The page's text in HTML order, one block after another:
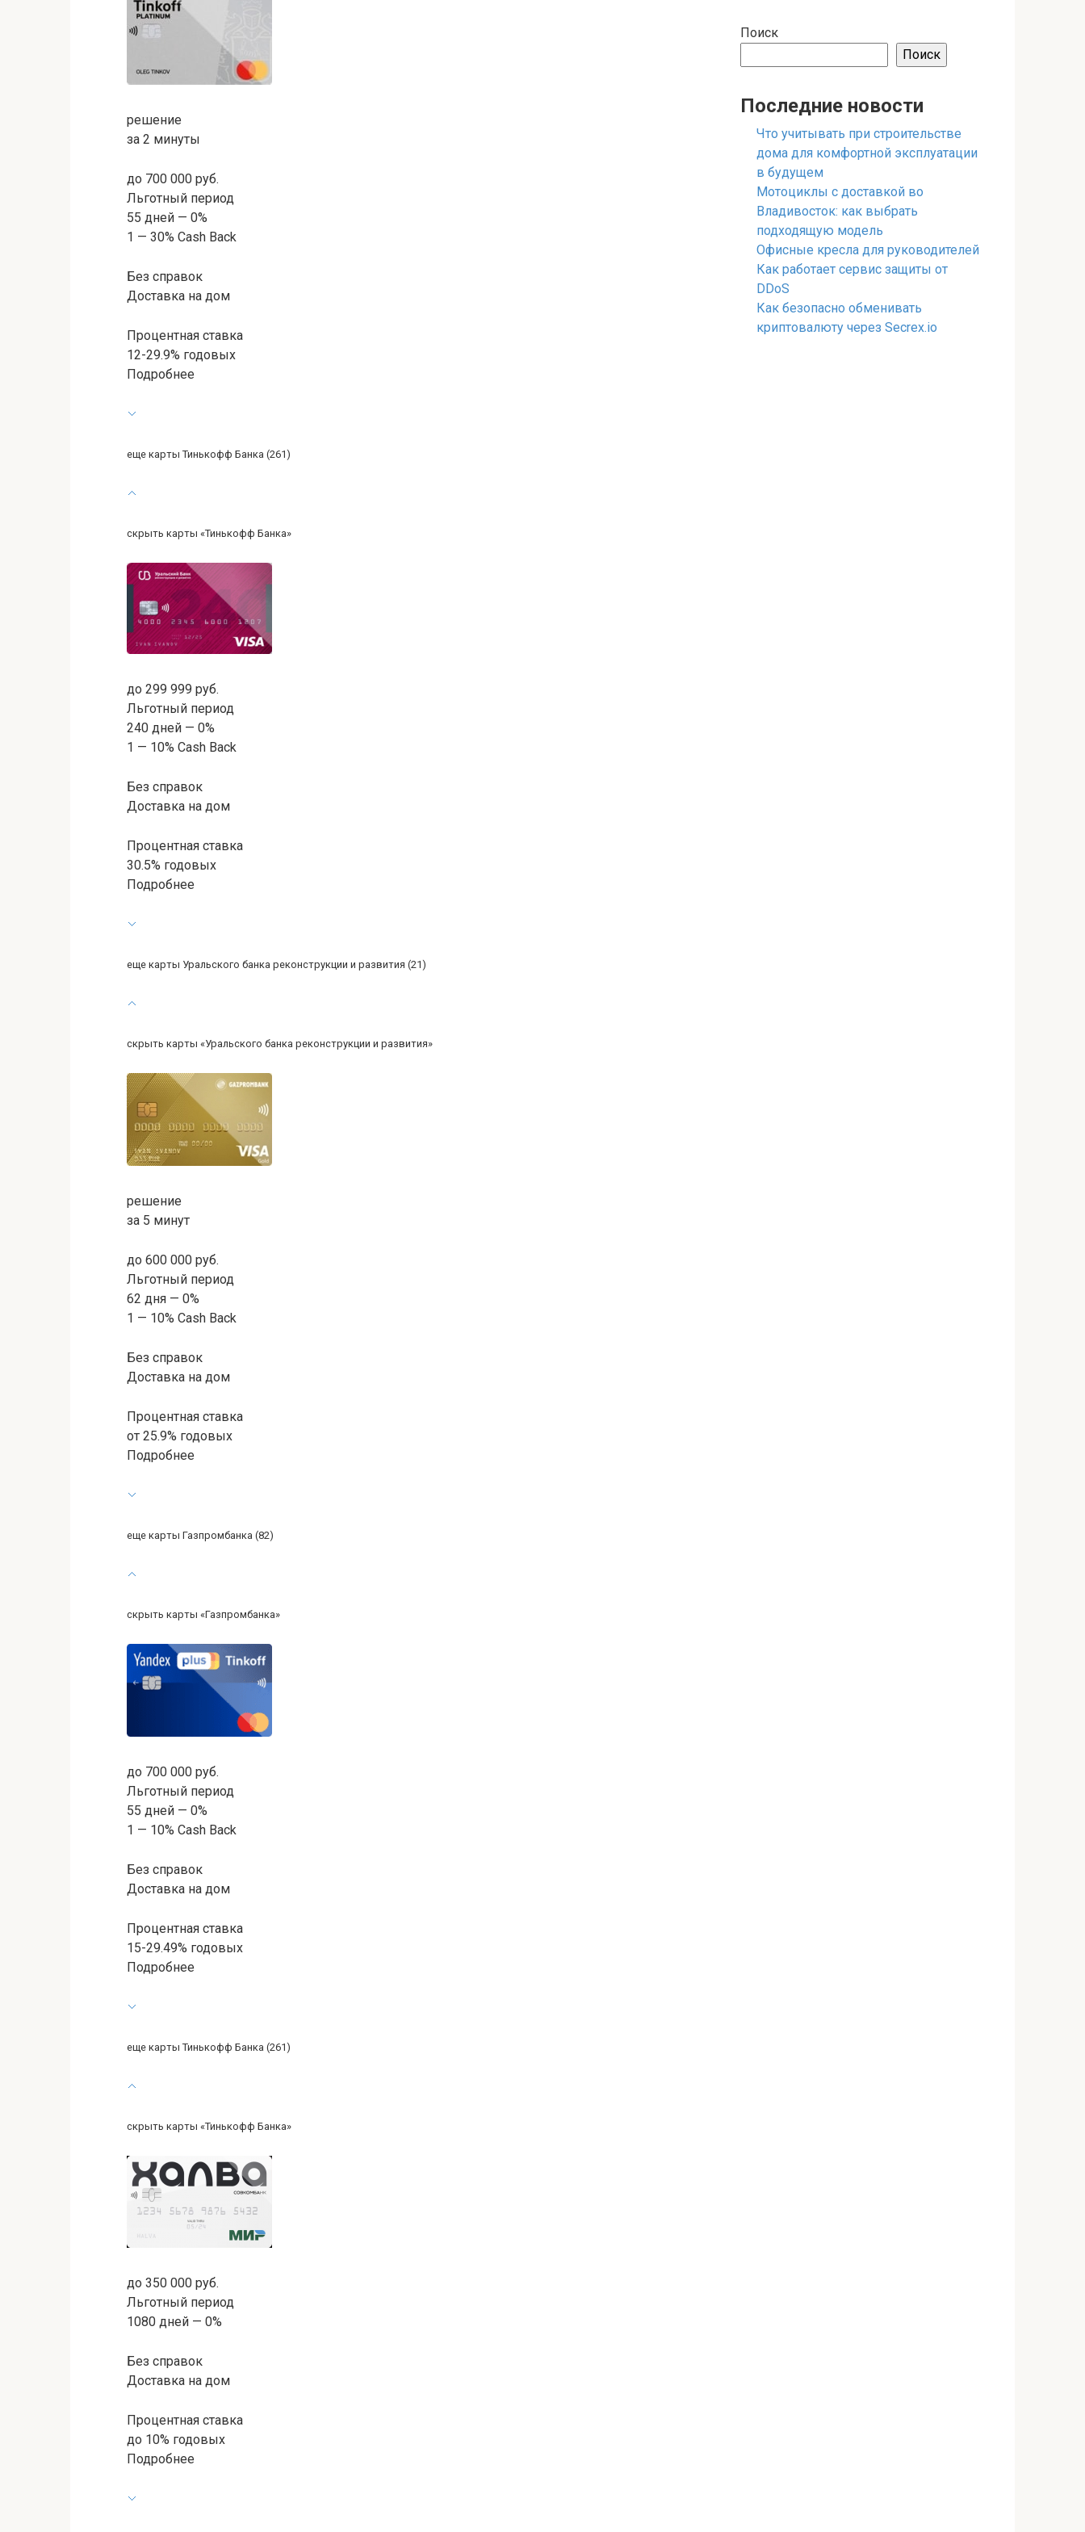
решение
за 2 минуты
до 700 000 руб.
Льготный период
55 дней — 0%
1 — 30% Cash Back
Без справок
Доставка на дом
Процентная ставка
12-29.9% годовых
Подробнее
еще карты Тинькофф Банка (261)
скрыть карты «Тинькофф Банка»
до 299 999 руб.
Льготный период
240 дней — 0%
1 — 10% Cash Back
Без справок
Доставка на дом
Процентная ставка
30.5% годовых
Подробнее
еще карты Уральского банка реконструкции и развития (21)
скрыть карты «Уральского банка реконструкции и развития»
решение
за 5 минут
до 600 000 руб.
Льготный период
62 дня — 0%
1 — 10% Cash Back
Без справок
Доставка на дом
Процентная ставка
от 25.9% годовых
Подробнее
еще карты Газпромбанка (82)
скрыть карты «Газпромбанка»
до 700 000 руб.
Льготный период
55 дней — 0%
1 — 10% Cash Back
Без справок
Доставка на дом
Процентная ставка
15-29.49% годовых
Подробнее
еще карты Тинькофф Банка (261)
скрыть карты «Тинькофф Банка»
до 350 000 руб.
Льготный период
1080 дней — 0%
Без справок
Доставка на дом
Процентная ставка
до 10% годовых
Подробнее
Поиск
Поиск
Последние новости
Что учитывать при строительстве
дома для комфортной эксплуатации
в будущем
Мотоциклы с доставкой во
Владивосток: как выбрать
подходящую модель
Офисные кресла для руководителей
Как работает сервис защиты от
DDoS
Как безопасно обменивать
криптовалюту через Secrex.io